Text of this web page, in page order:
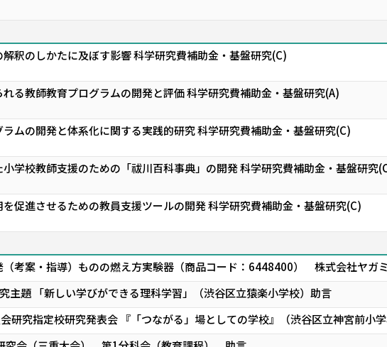
釈のしかたに及ぼす影響 科学研究費補助金・基盤研究(C)
る教師教育プログラムの開発と評価 科学研究費補助金・基盤研究(A)
ムの開発と体系化に関する実践的研究 科学研究費補助金・基盤研究(C)
学校教師支援のための「祓川百科事典」の開発 科学研究費補助金・基盤研究
促進させるための教員支援ツールの開発 科学研究費補助金・基盤研究(C)
（考案・指導）ものの燃え方実験器（商品コード：6448400） 株式会社ヤガミ
主題 「新しい学びができる理科学習」（渋谷区立猿楽小学校）助言
研究指定校研究発表会 『「つながる」場としての学校』（渋谷区立神宮前小